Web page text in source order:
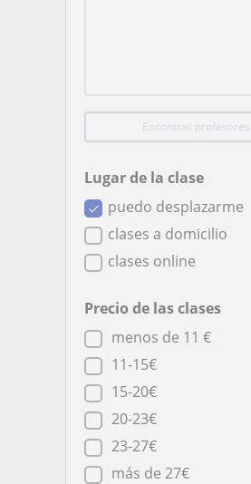
Encontrar profesores
Lugar de la clase
puedo desplazarme
clases a domicilio
clases online
Precio de las clases
menos de 11 €
11-15€
15-20€
20-23€
23-27€
más de 27€